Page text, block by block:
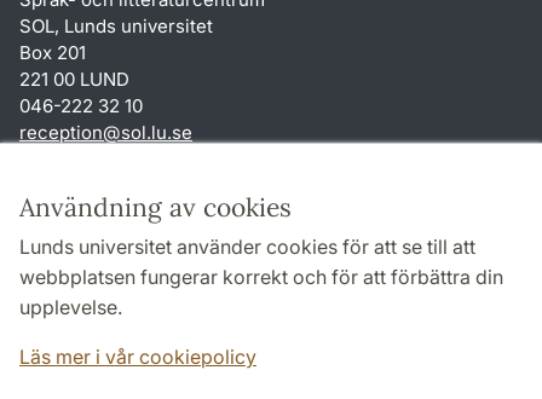
Användning av cookies
Lunds universitet använder cookies för att se till att
webbplatsen fungerar korrekt och för att förbättra din
upplevelse.
Läs mer i vår cookiepolicy
SOL, Lunds universitet
Box 201
221 00 LUND
046-222 32 10
reception@sol.lu.se
Genvägar
Om webbplatsen och cookies
Behandling av personuppgifter
Tillgänglighetsredogörelse